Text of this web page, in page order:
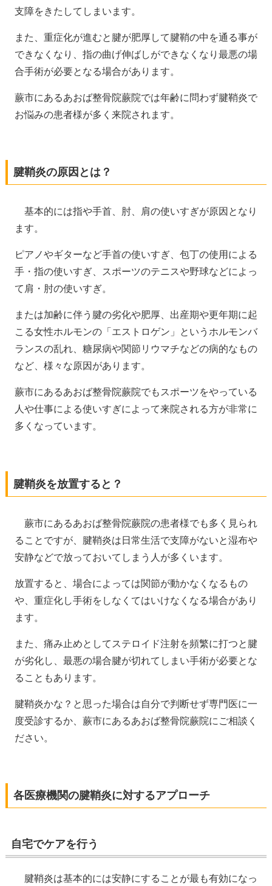
支障をきたしてしまいます。
また、重症化が進むと腱が肥厚して腱鞘の中を通る事が
できなくなり、指の曲げ伸ばしができなくなり最悪の場
合手術が必要となる場合があります。
蕨市にあるあおば整骨院蕨院では年齢に問わず腱鞘炎で
お悩みの患者様が多く来院されます。
腱鞘炎の原因とは？
基本的には指や手首、肘、肩の使いすぎが原因となり
ます。
ピアノやギターなど手首の使いすぎ、包丁の使用による
手・指の使いすぎ、スポーツのテニスや野球などによっ
て肩・肘の使いすぎ。
または加齢に伴う腱の劣化や肥厚、出産期や更年期に起
こる女性ホルモンの「エストロゲン」というホルモンバ
ランスの乱れ、糖尿病や関節リウマチなどの病的なもの
など、様々な原因があります。
蕨市にあるあおば整骨院蕨院でもスポーツをやっている
人や仕事による使いすぎによって来院される方が非常に
多くなっています。
腱鞘炎を放置すると？
蕨市にあるあおば整骨院蕨院の患者様でも多く見られ
ることですが、腱鞘炎は日常生活で支障がないと湿布や
安静などで放っておいてしまう人が多くいます。
放置すると、場合によっては関節が動かなくなるもの
や、重症化し手術をしなくてはいけなくなる場合があり
ます。
また、痛み止めとしてステロイド注射を頻繁に打つと腱
が劣化し、最悪の場合腱が切れてしまい手術が必要とな
ることもあります。
腱鞘炎かな？と思った場合は自分で判断せず専門医に一
度受診するか、蕨市にあるあおば整骨院蕨院にご相談く
ださい。
各医療機関の腱鞘炎に対するアプローチ
自宅でケアを行う
腱鞘炎は基本的には安静にすることが最も有効になっ